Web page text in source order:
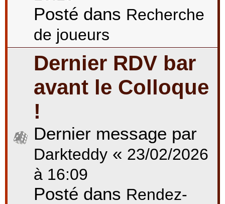
Posté dans Recherche
de joueurs
Dernier RDV bar
avant le Colloque
!
Dernier message par
Darkteddy « 23/02/2026
à 16:09
Posté dans Rendez-